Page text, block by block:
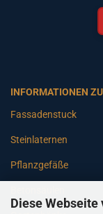
Diese Webseite
INFORMATIONEN
Fassadenstuck
Steinlaternen
Pflanzgefäße